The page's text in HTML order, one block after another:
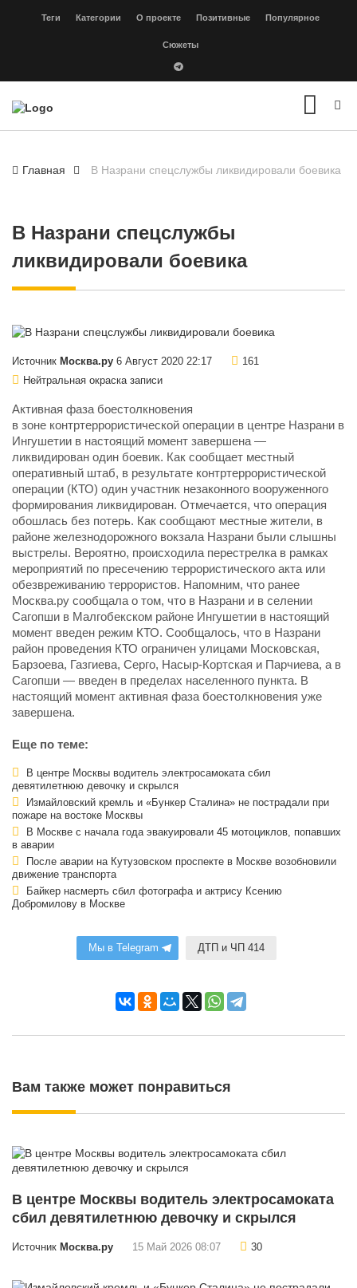
Теги Категории О проекте Позитивные Популярное
Сюжеты
Главная В Назрани спецслужбы ликвидировали боевика
В Назрани спецслужбы
ликвидировали боевика
Источник Москва.ру 6 Август 2020 22:17
161
Нейтральная окраска записи
Активная фаза боестолкновения
в зоне контртеррористической операции в центре Назрани в
Ингушетии в настоящий момент завершена —
ликвидирован один боевик. Как сообщает местный
оперативный штаб, в результате контртеррористической
операции (КТО) один участник незаконного вооруженного
формирования ликвидирован. Отмечается, что операция
обошлась без потерь. Как сообщают местные жители, в
районе железнодорожного вокзала Назрани были слышны
выстрелы. Вероятно, происходила перестрелка в рамках
мероприятий по пресечению террористического акта или
обезвреживанию террористов. Напомним, что ранее
Москва.ру сообщала о том, что в Назрани и в селении
Сагопши в Малгобекском районе Ингушетии в настоящий
момент введен режим КТО. Сообщалось, что в Назрани
район проведения КТО ограничен улицами Московская,
Барзоева, Газгиева, Серго, Насыр-Кортская и Парчиева, а в
Сагопши — введен в пределах населенного пункта. В
настоящий момент активная фаза боестолкновения уже
завершена.
Еще по теме:
В центре Москвы водитель электросамоката сбил
девятилетнюю девочку и скрылся
Измайловский кремль и «Бункер Сталина» не пострадали при
пожаре на востоке Москвы
В Москве с начала года эвакуировали 45 мотоциклов, попавших
в аварии
После аварии на Кутузовском проспекте в Москве возобновили
движение транспорта
Байкер насмерть сбил фотографа и актрису Ксению
Добромилову в Москве
Мы в Telegram ДТП и ЧП 414
Вам также может понравиться
В центре Москвы водитель электросамоката
сбил девятилетнюю девочку и скрылся
Источник Москва.ру 15 Май 2026 08:07 30